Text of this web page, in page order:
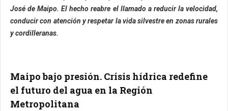
José de Maipo. El hecho reabre el llamado a reducir la velocidad,
conducir con atención y respetar la vida silvestre en zonas rurales
y cordilleranas.
Maipo bajo presión. Crisis hídrica redefine
el futuro del agua en la Región
Metropolitana